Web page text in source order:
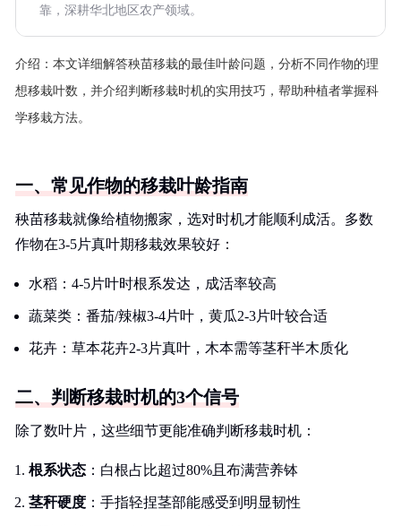
靠，深耕华北地区农产领域。
介绍： 本文详细解答秧苗移栽的最佳叶龄问题，分析不同作物的理
想移栽叶数，并介绍判断移栽时机的实用技巧，帮助种植者掌握科
学移栽方法。
一、常见作物的移栽叶龄指南
秧苗移栽就像给植物搬家，选对时机才能顺利成活。多数
作物在3-5片真叶期移栽效果较好：
水稻：4-5片叶时根系发达，成活率较高
蔬菜类：番茄/辣椒3-4片叶，黄瓜2-3片叶较合适
花卉：草本花卉2-3片真叶，木本需等茎秆半木质化
二、判断移栽时机的3个信号
除了数叶片，这些细节更能准确判断移栽时机：
根系状态 ：白根占比超过80%且布满营养钵
茎秆硬度 ：手指轻捏茎部能感受到明显韧性